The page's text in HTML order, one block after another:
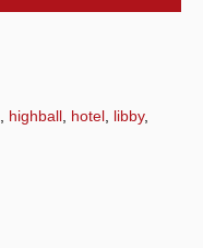
highball, hotel, libby,